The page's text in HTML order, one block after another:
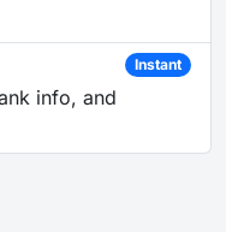
info, and
Instant